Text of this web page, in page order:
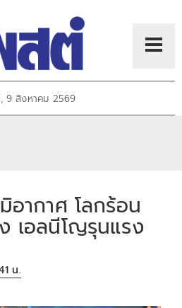
9 สิงหาคม 2569
ากาศ โลกร้อน
อลนีโญรุนแรง
น.